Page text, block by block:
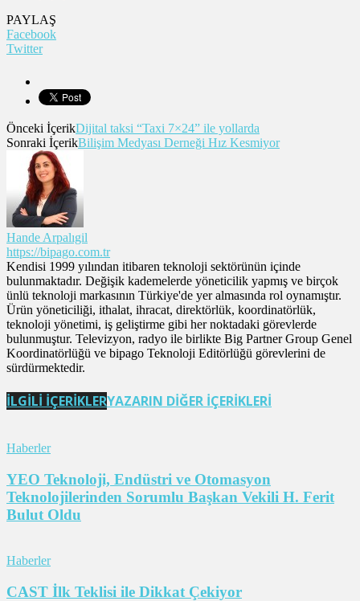
PAYLAŞ
Facebook
Twitter
Önceki İçerikDijital taksi “Taxi 7×24” ile yollarda
Sonraki İçerikBilişim Medyası Derneği Hız Kesmiyor
Hande Arpalıgil
https://bipago.com.tr
Kendisi 1999 yılından itibaren teknoloji sektörünün içinde
bulunmaktadır. Değişik kademelerde yöneticilik yapmış ve birçok
ünlü teknoloji markasının Türkiye'de yer almasında rol oynamıştır.
Ürün yöneticiliği, ithalat, ihracat, direktörlük, koordinatörlük,
teknoloji yönetimi, iş geliştirme gibi her noktadaki görevlerde
bulunmuştur. Televizyon, radyo ile birlikte Big Partner Group Genel
Koordinatörlüğü ve bipago Teknoloji Editörlüğü görevlerini de
sürdürmektedir.
İLGİLİ İÇERİKLERYAZARIN DİĞER İÇERİKLERİ
Haberler
YEO Teknoloji, Endüstri ve Otomasyon
Teknolojilerinden Sorumlu Başkan Vekili H. Ferit
Bulut Oldu
Haberler
CAST İlk Teklisi ile Dikkat Çekiyor